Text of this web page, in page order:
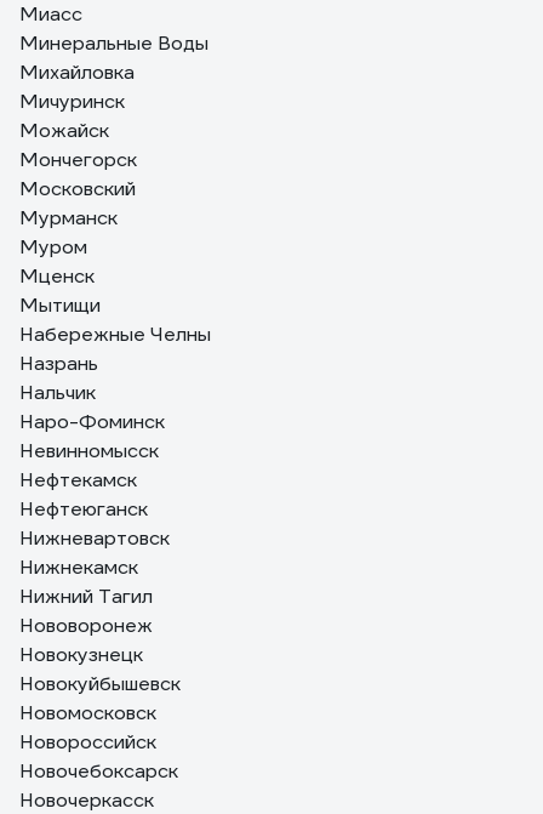
Миасс
Минеральные Воды
Михайловка
Мичуринск
Можайск
Мончегорск
Московский
Мурманск
Муром
Мценск
Мытищи
Набережные Челны
Назрань
Нальчик
Наро-Фоминск
Невинномысск
Нефтекамск
Нефтеюганск
Нижневартовск
Нижнекамск
Нижний Тагил
Нововоронеж
Новокузнецк
Новокуйбышевск
Новомосковск
Новороссийск
Новочебоксарск
Новочеркасск